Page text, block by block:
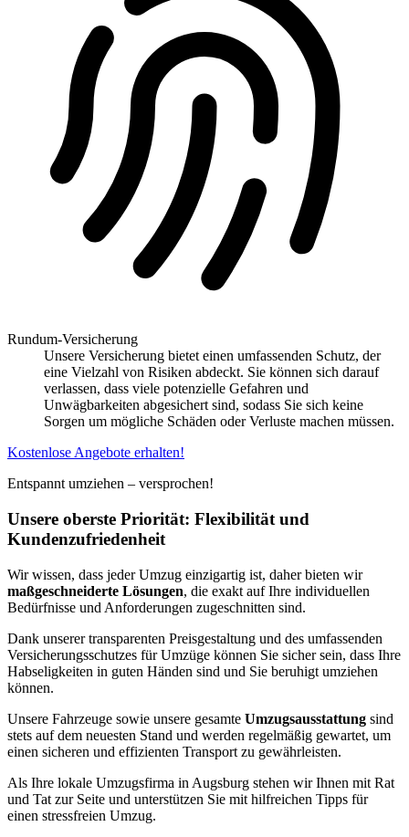
Rundum-Versicherung
Unsere Versicherung bietet einen umfassenden Schutz, der
eine Vielzahl von Risiken abdeckt. Sie können sich darauf
verlassen, dass viele potenzielle Gefahren und
Unwägbarkeiten abgesichert sind, sodass Sie sich keine
Sorgen um mögliche Schäden oder Verluste machen müssen.
Kostenlose Angebote erhalten!
Entspannt umziehen – versprochen!
Unsere oberste Priorität: Flexibilität und
Kundenzufriedenheit
Wir wissen, dass jeder Umzug einzigartig ist, daher bieten wir
maßgeschneiderte Lösungen, die exakt auf Ihre individuellen
Bedürfnisse und Anforderungen zugeschnitten sind.
Dank unserer transparenten Preisgestaltung und des umfassenden
Versicherungsschutzes für Umzüge können Sie sicher sein, dass Ihre
Habseligkeiten in guten Händen sind und Sie beruhigt umziehen
können.
Unsere Fahrzeuge sowie unsere gesamte Umzugsausstattung sind
stets auf dem neuesten Stand und werden regelmäßig gewartet, um
einen sicheren und effizienten Transport zu gewährleisten.
Als Ihre lokale Umzugsfirma in Augsburg stehen wir Ihnen mit Rat
und Tat zur Seite und unterstützen Sie mit hilfreichen Tipps für
einen stressfreien Umzug.